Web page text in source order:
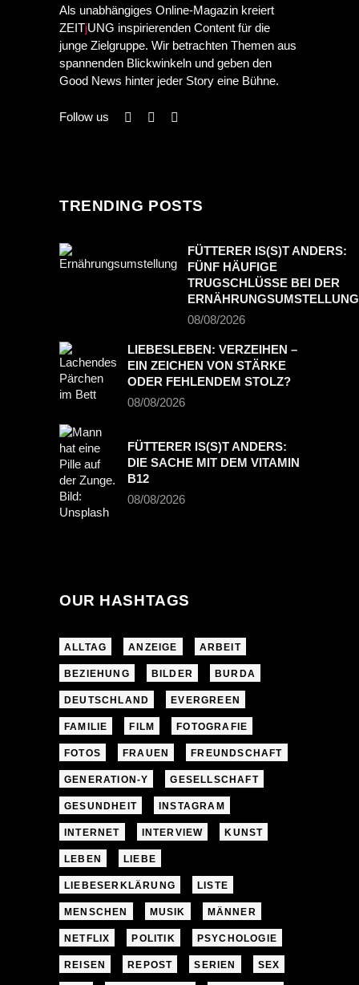
Als unabhängiges Online-Magazin kreiert
ZEITjUNG inspirierenden Content für die
junge Zielgruppe. Wir betrachten Themen aus
spannenden Blickwinkeln und geben den
Good News hinter jeder Story eine Bühne.
Follow us
TRENDING POSTS
FÜTTERER IS(S)T ANDERS:
FÜNF HÄUFIGE
TRUGSCHLÜSSE BEI DER
ERNÄHRUNGSUMSTELLUNG
08/08/2026
LIEBESLEBEN: VERZEIHEN –
EIN ZEICHEN VON STÄRKE
ODER FEHLENDEM STOLZ?
08/08/2026
FÜTTERER IS(S)T ANDERS:
DIE SACHE MIT DEM VITAMIN
B12
08/08/2026
OUR HASHTAGS
ALLTAG ANZEIGE ARBEIT
BEZIEHUNG BILDER BURDA
DEUTSCHLAND EVERGREEN
FAMILIE FILM FOTOGRAFIE
FOTOS FRAUEN FREUNDSCHAFT
GENERATION-Y GESELLSCHAFT
GESUNDHEIT INSTAGRAM
INTERNET INTERVIEW KUNST
LEBEN LIEBE
LIEBESERKLÄRUNG LISTE
MENSCHEN MUSIK MÄNNER
NETFLIX POLITIK PSYCHOLOGIE
REISEN REPOST SERIEN SEX